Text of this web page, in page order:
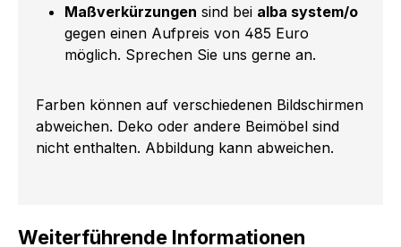
Maßverkürzungen sind bei alba system/o
gegen einen Aufpreis von 485 Euro
möglich. Sprechen Sie uns gerne an.
Farben können auf verschiedenen Bildschirmen
abweichen. Deko oder andere Beimöbel sind
nicht enthalten. Abbildung kann abweichen.
Weiterführende Informationen